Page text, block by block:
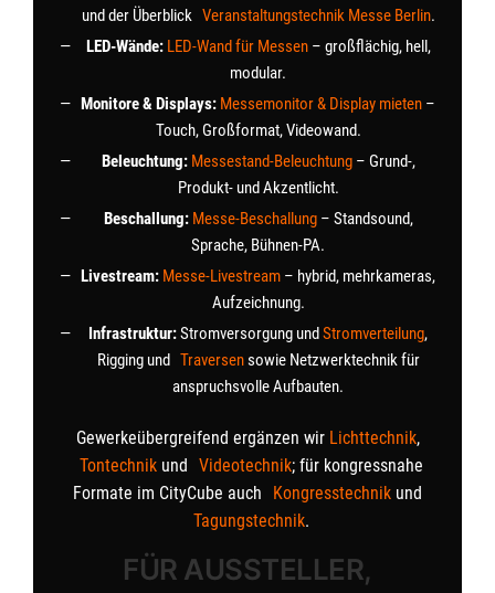
und der Überblick Veranstaltungstechnik Messe Berlin.
LED-Wände: LED-Wand für Messen– großflächig, hell,
modular.
Monitore & Displays: Messemonitor & Display mieten –
Touch, Großformat, Videowand.
Beleuchtung: Messestand-Beleuchtung– Grund-,
Produkt- und Akzentlicht.
Beschallung: Messe-Beschallung– Standsound,
Sprache, Bühnen-PA.
Livestream: Messe-Livestream – hybrid, mehrkameras,
Aufzeichnung.
Infrastruktur:Stromversorgung undStromverteilung,
Rigging und Traversensowie Netzwerktechnik für
anspruchsvolle Aufbauten.
Gewerkeübergreifend ergänzen wir Lichttechnik,
Tontechnikund Videotechnik; für kongressnahe
Formate im CityCube auch
Kongresstechnik und
Tagungstechnik.
FÜR AUSSTELLER,